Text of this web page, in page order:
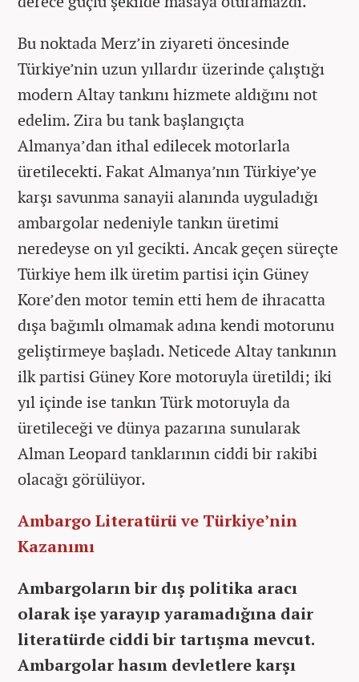
Bu noktada Merz’in ziyareti öncesinde
Türkiye’nin uzun yıllardır üzerinde çalıştığı
modern Altay tankını hizmete aldığını not
edelim. Zira bu tank başlangıçta
Almanya’dan ithal edilecek motorlarla
üretilecekti. Fakat Almanya’nın Türkiye’ye
karşı savunma sanayii alanında uyguladığı
ambargolar nedeniyle tankın üretimi
neredeyse on yıl gecikti. Ancak geçen süreçte
Türkiye hem ilk üretim partisi için Güney
Kore’den motor temin etti hem de ihracatta
dışa bağımlı olmamak adına kendi motorunu
geliştirmeye başladı. Neticede Altay tankının
ilk partisi Güney Kore motoruyla üretildi; iki
yıl içinde ise tankın Türk motoruyla da
üretileceği ve dünya pazarına sunularak
Alman Leopard tanklarının ciddi bir rakibi
olacağı görülüyor.
Ambargo Literatürü ve Türkiye’nin
Kazanımı
Ambargoların bir dış politika aracı
olarak işe yarayıp yaramadığına dair
literatürde ciddi bir tartışma mevcut.
Ambargolar hasım devletlere karşı